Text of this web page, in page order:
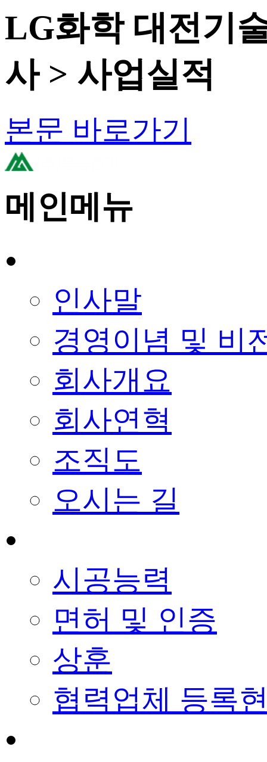
LG화학 대전기
사 > 사업실적
본문 바로가기
메인메뉴
인사말
경영이념 및 비
회사개요
회사연혁
조직도
오시는 길
시공능력
면허 및 인증
상훈
협력업체 등록